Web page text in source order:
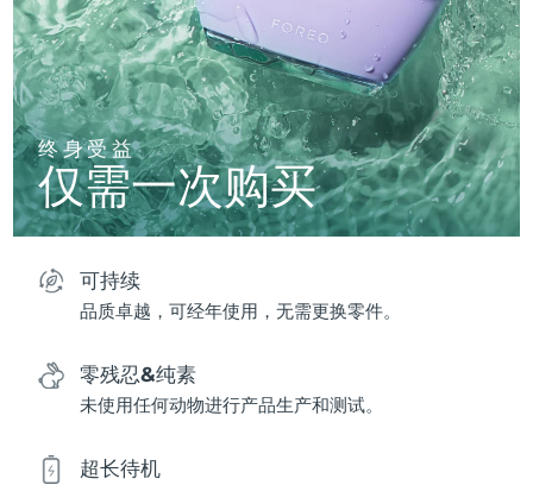
终身受益
仅需一次购买
可持续
品质卓越，可经年使用，无需更换零件。
零残忍&纯素
未使用任何动物进行产品生产和测试。
超长待机